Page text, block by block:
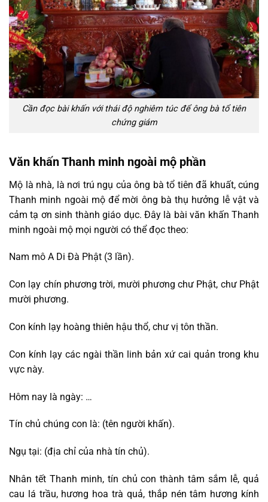
Cần đọc bài khấn với thái độ nghiêm túc để ông bà tổ tiên
chứng giám
Văn khấn Thanh minh ngoài mộ phần
Mộ là nhà, là nơi trú ngụ của ông bà tổ tiên đã khuất, cúng
Thanh minh ngoài mộ để mời ông bà thụ hưởng lễ vật và
cảm tạ ơn sinh thành giáo dục. Đây là bài văn khấn Thanh
minh ngoài mộ mọi người có thể đọc theo:
Nam mô A Di Đà Phật (3 lần).
Con lạy chín phương trời, mười phương chư Phật, chư Phật
mười phương.
Con kính lạy hoàng thiên hậu thổ, chư vị tôn thần.
Con kính lạy các ngài thần linh bản xứ cai quản trong khu
vực này.
Hôm nay là ngày: …
Tín chủ chúng con là: (tên người khấn).
Ngụ tại: (địa chỉ của nhà tín chủ).
Nhân tết Thanh minh, tín chủ con thành tâm sắm lễ, quả
cau lá trầu, hương hoa trà quả, thắp nén tâm hương kính